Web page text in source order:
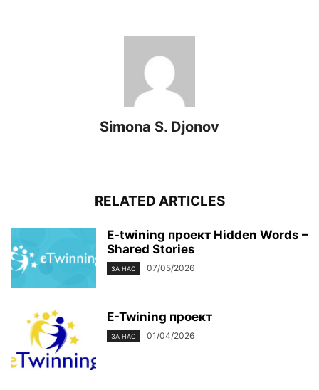
Simona S. Djonov
RELATED ARTICLES
E-twining проект Hidden Words –
Shared Stories
ЗА НАС 07/05/2026
E-Twining проект
ЗА НАС 01/04/2026